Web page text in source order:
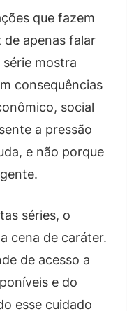
que fazem
apenas falar
mostra
consequências
social
a pressão
e não porque
séries, o
cena de caráter.
de acesso a
e do
esse cuidado